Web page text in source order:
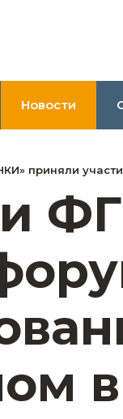
Новости
приняли